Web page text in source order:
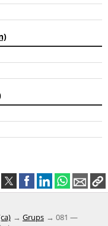
Grups
081 —